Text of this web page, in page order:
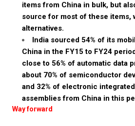
items from China in bulk, but
source for most of these items,
alternatives.
India sourced 54% of its
China in the FY15 to FY24
close to 56% of automatic data
about 70% of semiconductor
and 32% of electronic
assemblies from China in this
Way forward